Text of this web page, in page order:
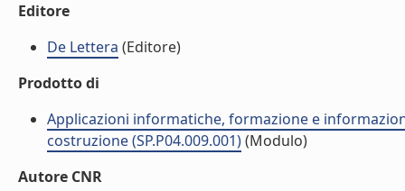
Editore
De Lettera (Editore)
Prodotto di
Applicazioni informatiche, formazione e
costruzione (SP.P04.009.001)(Modulo)
Autore CNR